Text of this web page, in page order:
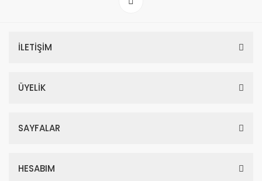
İLETİŞİM
ÜYELİK
SAYFALAR
HESABIM